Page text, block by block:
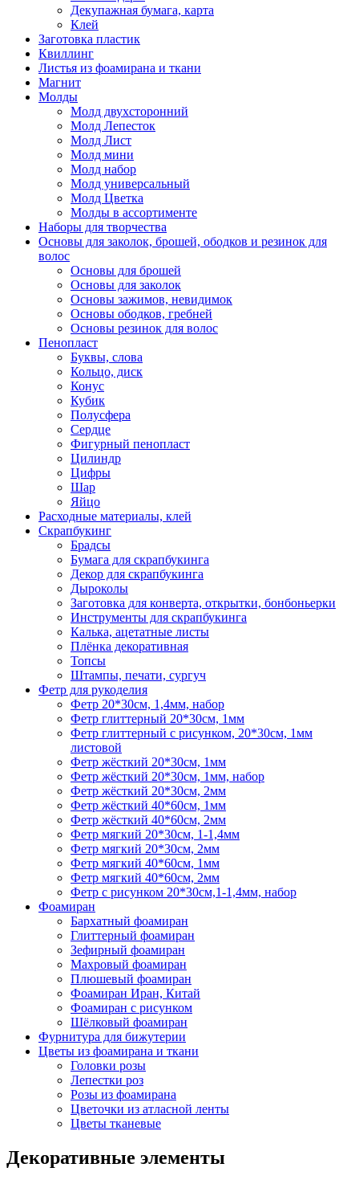
Декупажная бумага, карта
Клей
Заготовка пластик
Квиллинг
Листья из фоамирана и ткани
Магнит
Молды
Молд двухсторонний
Молд Лепесток
Молд Лист
Молд мини
Молд набор
Молд универсальный
Молд Цветка
Молды в ассортименте
Наборы для творчества
Основы для заколок, брошей, ободков и резинок для
волос
Основы для брошей
Основы для заколок
Основы зажимов, невидимок
Основы ободков, гребней
Основы резинок для волос
Пенопласт
Буквы, слова
Кольцо, диск
Конус
Кубик
Полусфера
Сердце
Фигурный пенопласт
Цилиндр
Цифры
Шар
Яйцо
Расходные материалы, клей
Скрапбукинг
Брадсы
Бумага для скрапбукинга
Декор для скрапбукинга
Дыроколы
Заготовка для конверта, открытки, бонбоньерки
Инструменты для скрапбукинга
Калька, ацетатные листы
Плёнка декоративная
Топсы
Штампы, печати, сургуч
Фетр для рукоделия
Фетр 20*30см, 1,4мм, набор
Фетр глиттерный 20*30см, 1мм
Фетр глиттерный с рисунком, 20*30см, 1мм
листовой
Фетр жёсткий 20*30см, 1мм
Фетр жёсткий 20*30см, 1мм, набор
Фетр жёсткий 20*30см, 2мм
Фетр жёсткий 40*60см, 1мм
Фетр жёсткий 40*60см, 2мм
Фетр мягкий 20*30см, 1-1,4мм
Фетр мягкий 20*30см, 2мм
Фетр мягкий 40*60см, 1мм
Фетр мягкий 40*60см, 2мм
Фетр с рисунком 20*30см,1-1,4мм, набор
Фоамиран
Бархатный фоамиран
Глиттерный фоамиран
Зефирный фоамиран
Махровый фоамиран
Плюшевый фоамиран
Фоамиран Иран, Китай
Фоамиран с рисунком
Шёлковый фоамиран
Фурнитура для бижутерии
Цветы из фоамирана и ткани
Головки розы
Лепестки роз
Розы из фоамирана
Цветочки из атласной ленты
Цветы тканевые
Декоративные элементы